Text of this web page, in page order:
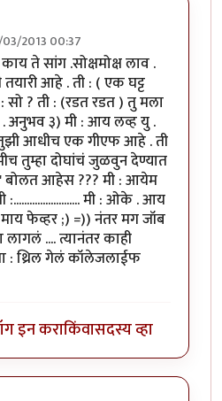
03/2013 00:37
ते सांग .सोक्षमोक्ष लाव .
आहे . ती : ( एक घट्ट
सो ? ती : (रडत रडत ) तु मला
अनुभव ३) मी : आय लव्ह यु .
आधीच एक गीएफ आहे . ती
तुम्हा दोघांचं जुळवुन देण्यात
बोलत आहेस ??? मी : आयेम
मी : ओके . आय
माय फेव्हर ;) =)) नंतर मग जॉब
.... त्यानंतर काही
: थ्रिल गेलं कॉलेजलाईफ
इन कराकिंवासदस्य व्हा